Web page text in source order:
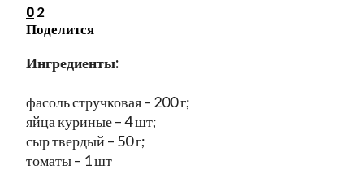
0 2
Поделится
Ингредиенты:
фасоль стручковая – 200 г;
яйца куриные – 4 шт;
сыр твердый – 50 г;
томаты – 1 шт